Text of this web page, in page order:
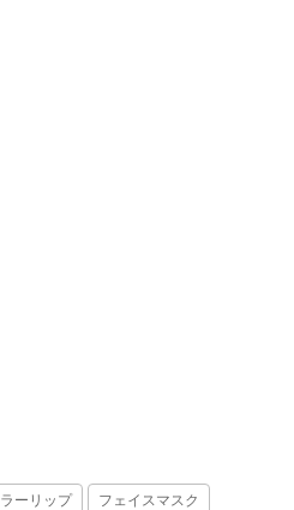
ーリップ フェイスマスク